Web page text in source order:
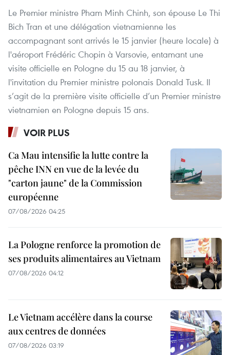
Le Premier ministre Pham Minh Chinh, son épouse Le Thi
Bich Tran et une délégation vietnamienne les
accompagnant sont arrivés le 15 janvier (heure locale) à
l'aéroport Frédéric Chopin à Varsovie, entamant une
visite officielle en Pologne du 15 au 18 janvier, à
l'invitation du Premier ministre polonais Donald Tusk. Il
s’agit de la première visite officielle d’un Premier ministre
vietnamien en Pologne depuis 15 ans.
VOIR PLUS
Ca Mau intensifie la lutte contre la
pêche INN en vue de la levée du
"carton jaune" de la Commission
européenne
07/08/2026 04:25
La Pologne renforce la promotion de
ses produits alimentaires au Vietnam
07/08/2026 04:12
Le Vietnam accélère dans la course
aux centres de données
07/08/2026 03:19